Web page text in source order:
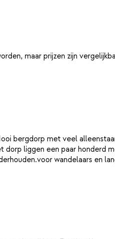
maar prijzen zijn
bergdorp met veel
liggen een paar honderd
wandelaars en